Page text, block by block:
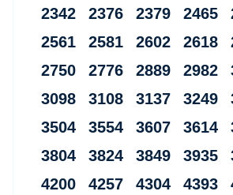
2342 2376 2379 2465
2561 2581 2602 2618
2750 2776 2889 2982
3098 3108 3137 3249
3504 3554 3607 3614
3804 3824 3849 3935
4200 4257 4304 4393